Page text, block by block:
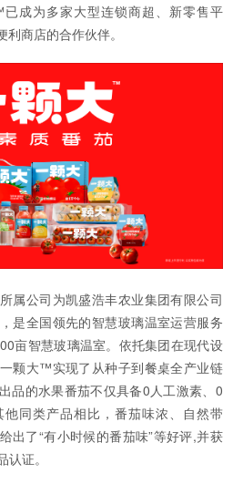
成为多家大型连锁商超、新零售平
商店的合作伙伴。
属公司为凯盛浩丰农业集团有限公司
是全国领先的智慧玻璃温室运营服务
亩智慧玻璃温室。依托集团在现代设
颗大™实现了从种子到餐桌全产业链
品的水果番茄不仅具备0人工激素、0
同类产品相比，番茄味浓、自然带
出了“有小时候的番茄味”等好评,并获
证。